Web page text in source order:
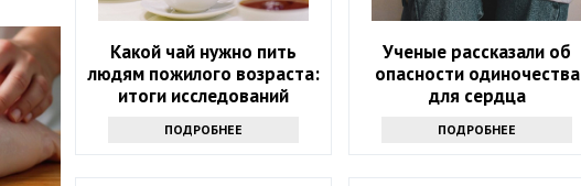
Какой чай нужно пить
людям пожилого возраста:
итоги исследований
ПОДРОБНЕЕ
Ученые рассказали об
опасности одиночества
для сердца
ПОДРОБНЕЕ